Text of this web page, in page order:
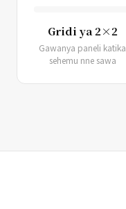
Gridi ya 2×2
Gawanya paneli katika
sehemu nne sawa